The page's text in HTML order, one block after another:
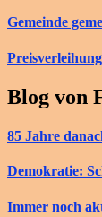
Gemeinde
Blog von
85 Jahre
Demokratie:
Immer noch